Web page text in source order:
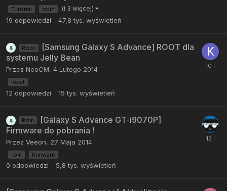
Tutorial odin (i 3 więcej)
19 odpowiedzi 47,8 tys. wyświetleń
Root
[Samsung Galaxy S Advance] ROOT dla
systemu Jelly Bean
Przez NeoCM, 4 Lutego 2014
Root
12 odpowiedzi 15 tys. wyświetleń
Rom
[Galaxy S Advance GT-i9070P]
Firmware do pobrania !
Przez Veeon, 27 Maja 2014
rom firmware
0 odpowiedzi 5,8 tys. wyświetleń